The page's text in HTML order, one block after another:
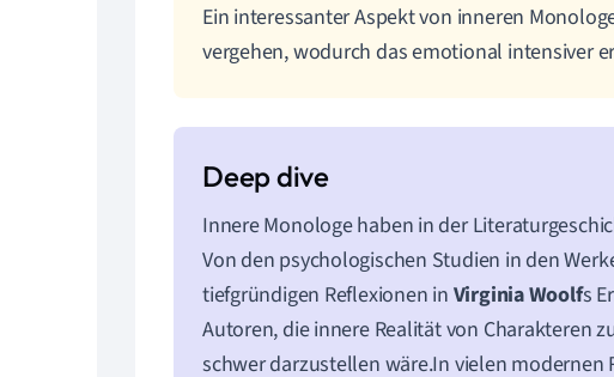
Ein interessanter Aspekt von inneren
vergehen, wodurch das emotional intensiver
Innere Monologe haben in der
Von den psychologischen Studien in den
tiefgründigen Reflexionen in Virginia Woolfs
Autoren, die innere Realität von Charakteren
schwer darzustellen wäre.In vielen